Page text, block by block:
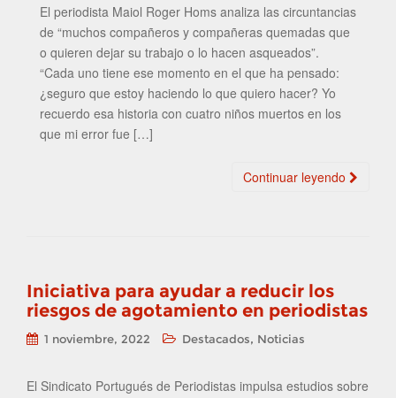
El periodista Maiol Roger Homs analiza las circuntancias
de “muchos compañeros y compañeras quemadas que
o quieren dejar su trabajo o lo hacen asqueados”.
“Cada uno tiene ese momento en el que ha pensado:
¿seguro que estoy haciendo lo que quiero hacer? Yo
recuerdo esa historia con cuatro niños muertos en los
que mi error fue […]
Continuar leyendo
Iniciativa para ayudar a reducir los
riesgos de agotamiento en periodistas
1 noviembre, 2022 Destacados, Noticias
El Sindicato Portugués de Periodistas impulsa estudios sobre